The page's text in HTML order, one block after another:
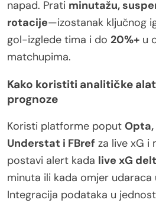
napad. Prati minutažu,
rotacije—izostanak ključnog
gol-izglede tima i do 20%+ u
matchupima.
Kako koristiti analitičke
prognoze
Koristi platforme poput
Understat i FBref za live xG i
postavi alert kada live xG
minuta ili kada omjer udaraca
Integracija podataka u